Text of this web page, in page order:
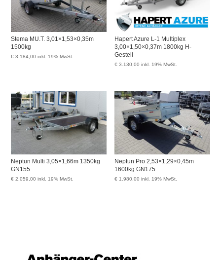
Stema MU.T. 3,01×1,53×0,35m
1500kg
€ 3.184,00 inkl. 19% MwSt.
Hapert Azure L-1 Multiplex
3,00×1,50×0,37m 1800kg H-
Gestell
€ 3.130,00 inkl. 19% MwSt.
Neptun Multi 3,05×1,66m 1350kg
GN155
€ 2.059,00 inkl. 19% MwSt.
Neptun Pro 2,53×1,29×0,45m
1600kg GN175
€ 1.980,00 inkl. 19% MwSt.